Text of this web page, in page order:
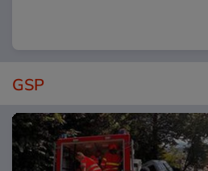
GSP